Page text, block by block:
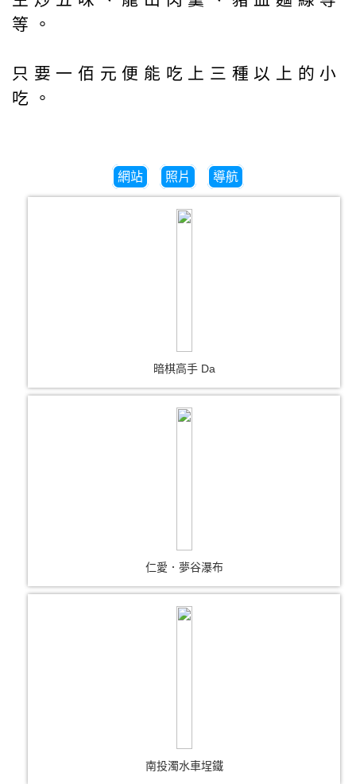
等。
只要一佰元便能吃上三種以上的小
吃。
網站 照片 導航
暗棋高手 Da
仁愛．夢谷瀑布
南投濁水車埕鐵